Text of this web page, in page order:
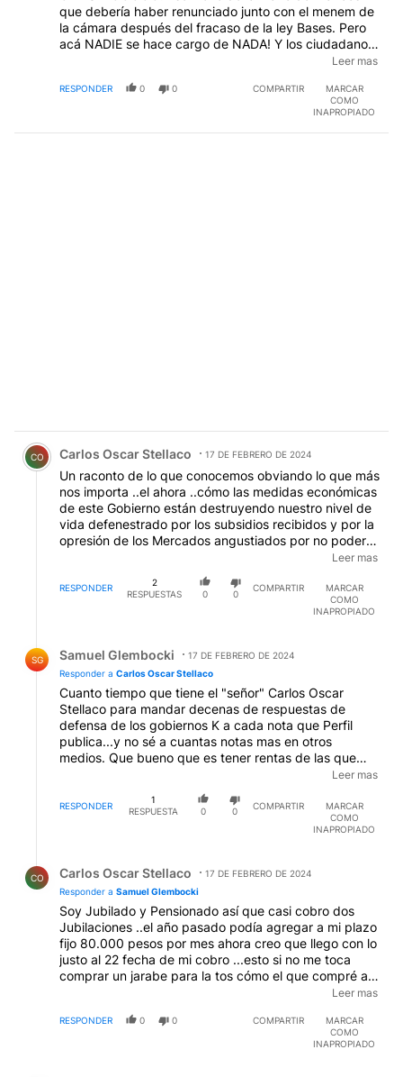
que debería haber renunciado junto con el menem de
la cámara después del fracaso de la ley Bases. Pero
acá NADIE se hace cargo de NADA! Y los ciudadanos
de a pie estamos HARTOOOOOOSSSSS, por eso OJO
por ej desde perfil...no sé si nos bancamos otro
gobierno peronista cepa k...no vaya a ser que la cosa
Leer mas
RESPONDER 0 0 COMPARTIR
MARCAR
COMO
INAPROPIADO
Comentario de Carlos Oscar Stellaco.
CO Carlos Oscar Stellaco 17 DE FEBRERO DE 2024
Un raconto de lo que conocemos obviando lo que más
nos importa ..el ahora ..cómo las medidas económicas
de este Gobierno están destruyendo nuestro nivel de
vida defenestrado por los subsidios recibidos y por la
opresión de los Mercados angustiados por no poder
maximizar sus ganancias debido a los ´´precios justos
´´....Me hubiera encantado que Ares en vez de
enfocarse en lo que conocemos y que no va a
cambiar en lo absoluto nada lo que nos sucede en el
años anteriores lo difícil es opinar del ahora y más
difícil aún si se tiene simpatía por este Gobierno .
Leer mas
RESPONDER
2
RESPUESTAS
0 0
COMPARTIR
MARCAR
COMO
INAPROPIADO
SG Samuel Glembocki
17 DE FEBRERO DE 2024
Responder a Carlos Oscar Stellaco
Cuanto tiempo que tiene el "señor" Carlos Oscar
Stellaco para mandar decenas de respuestas de
defensa de los gobiernos K a cada nota que Perfil
publica...y no sé a cuantas notas mas en otros
medios. Que bueno que es tener rentas de las que
"desinteresadamente" los 20 años de la desgracia,
2003-2023.
Leer mas
RESPONDER
1
RESPUESTA
0 0
COMPARTIR
MARCAR
COMO
INAPROPIADO
CO Carlos Oscar Stellaco
17 DE FEBRERO DE 2024
Responder a Samuel Glembocki
Soy Jubilado y Pensionado así que casi cobro dos
Jubilaciones ..el año pasado podía agregar a mi plazo
fijo 80.000 pesos por mes ahora creo que llego con lo
justo al 22 fecha de mi cobro ...esto si no me toca
comprar un jarabe para la tos cómo el que compré a
principio del mes que me costo 9.890 pesos ..Posteo
todo el tiempo del mundo para opinar y así descargar
Leer mas
RESPONDER 0 0 COMPARTIR
MARCAR
COMO
INAPROPIADO